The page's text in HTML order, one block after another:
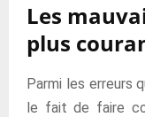
Les
plus
Parmi les erreurs
le fait de faire